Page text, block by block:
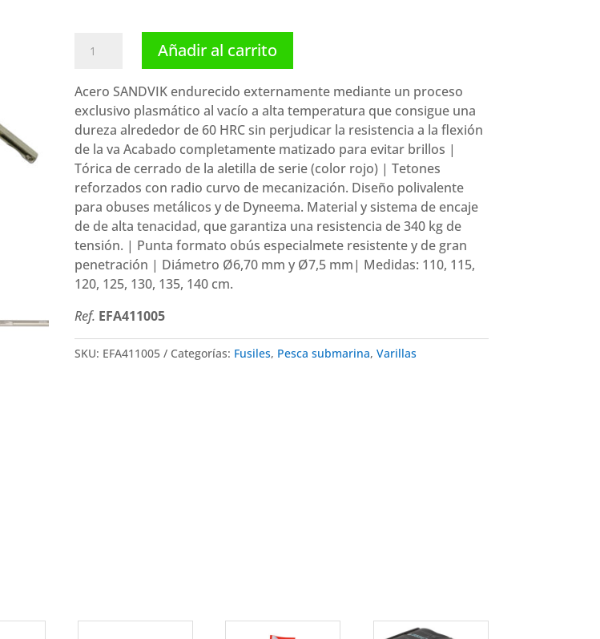
46,80 €
varilla
de
Tetones
(6.70
mm)
cantidad
Añadir al carrito
Acero SANDVIK endurecido externamente mediante un proceso
exclusivo plasmático al vacío a alta temperatura que consigue una
dureza alrededor de 60 HRC sin perjudicar la resistencia a la flexión
de la va Acabado completamente matizado para evitar brillos |
Tórica de cerrado de la aletilla de serie (color rojo) | Tetones
reforzados con radio curvo de mecanización. Diseño polivalente
para obuses metálicos y de Dyneema. Material y sistema de encaje
de de alta tenacidad, que garantiza una resistencia de 340 kg de
tensión. | Punta formato obús especialmete resistente y de gran
penetración | Diámetro Ø6,70 mm y Ø7,5 mm| Medidas: 110, 115,
120, 125, 130, 135, 140 cm.
Ref. EFA411005
SKU: EFA411005 Categorías: Fusiles, Pesca submarina, Varillas